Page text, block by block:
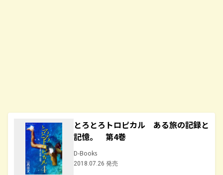
とろとろトロピカル ある旅の記録と
記憶。 第4巻
D-Books
2018.07.26 発売